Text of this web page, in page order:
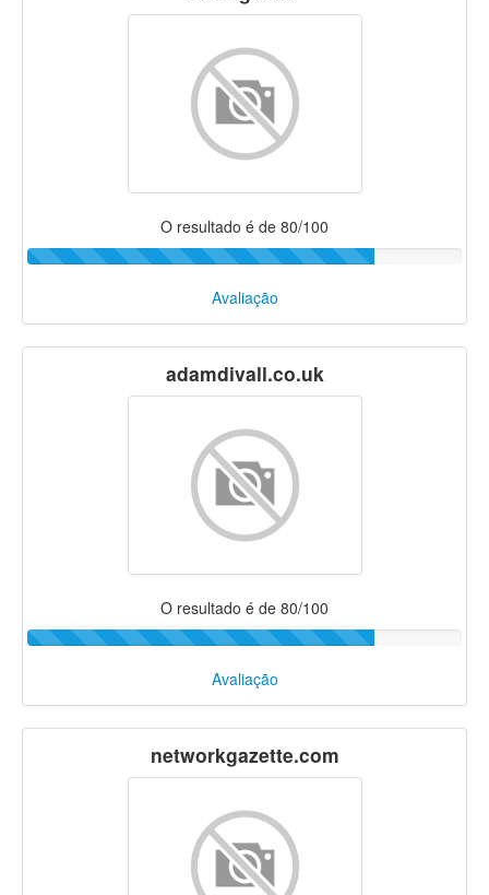
O resultado é de 80/100
Avaliação
adamdivall.co.uk
O resultado é de 80/100
Avaliação
networkgazette.com